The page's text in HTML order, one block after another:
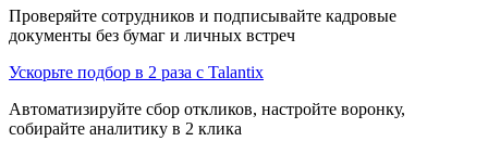
Проверяйте сотрудников и подписывайте кадровые
документы без бумаг и личных встреч
Ускорьте подбор в 2 раза с Talantix
Автоматизируйте сбор откликов, настройте воронку,
собирайте аналитику в 2 клика